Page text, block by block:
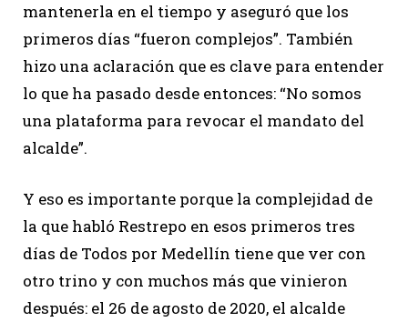
mantenerla en el tiempo y aseguró que los
primeros días “fueron complejos”. También
hizo una aclaración que es clave para entender
lo que ha pasado desde entonces: “No somos
una plataforma para revocar el mandato del
alcalde”.
Y eso es importante porque la complejidad de
la que habló Restrepo en esos primeros tres
días de Todos por Medellín tiene que ver con
otro trino y con muchos más que vinieron
después: el 26 de agosto de 2020, el alcalde